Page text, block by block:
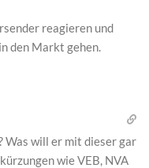
reagieren und
den Markt gehen.
Was will er mit dieser gar
wie VEB, NVA